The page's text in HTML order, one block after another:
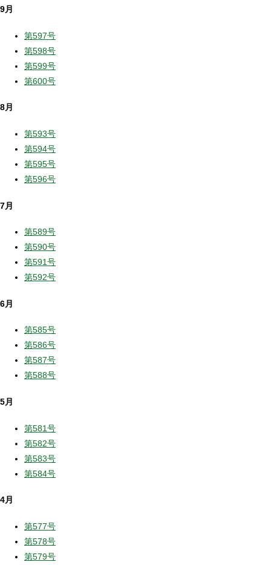
9月
第597号
第598号
第599号
第600号
8月
第593号
第594号
第595号
第596号
7月
第589号
第590号
第591号
第592号
6月
第585号
第586号
第587号
第588号
5月
第581号
第582号
第583号
第584号
4月
第577号
第578号
第579号